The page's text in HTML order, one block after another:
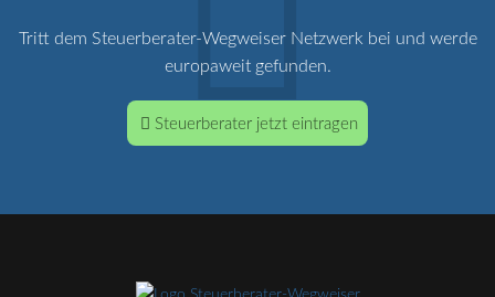
Tritt dem Steuerberater-Wegweiser Netzwerk bei und werde
europaweit gefunden.
Steuerberater jetzt eintragen